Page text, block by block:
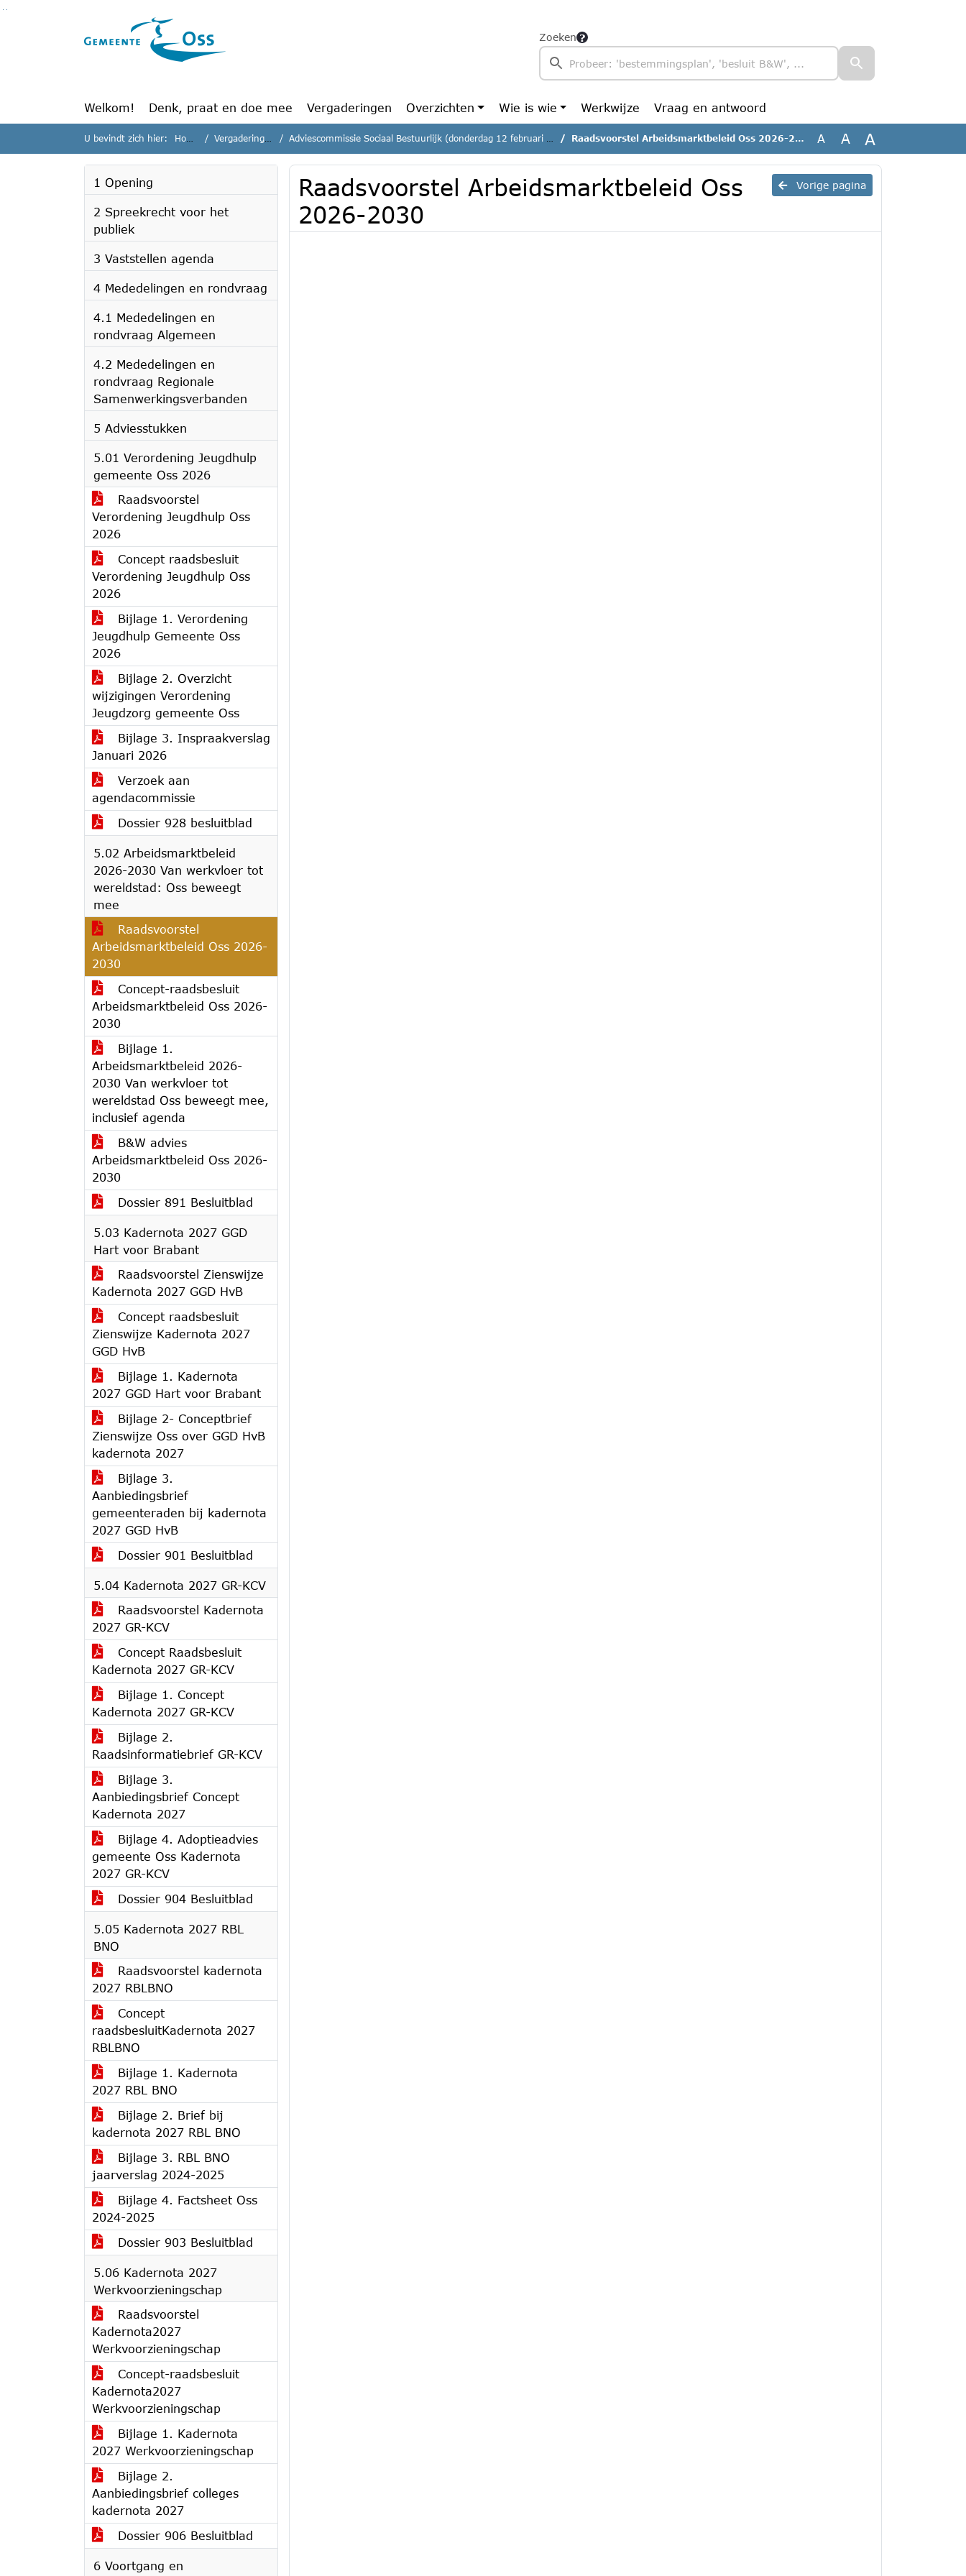
Ga naar de inhoud van deze pagina
Zoeken
Welkom! Denk, praat en doe mee Vergaderingen Overzichten Wie is wie Werkwijze Vraag en antwoord
U bevindt zich hier: Home Vergaderingen Adviescommissie Sociaal Bestuurlijk (donderdag 12 februari 2026) Raadsvoorstel Arbeidsmarktbeleid Oss 2026-2030 A A A
1 Opening
2 Spreekrecht voor het
publiek
3 Vaststellen agenda
4 Mededelingen en rondvraag
4.1 Mededelingen en
rondvraag Algemeen
4.2 Mededelingen en
rondvraag Regionale
Samenwerkingsverbanden
5 Adviesstukken
5.01 Verordening Jeugdhulp
gemeente Oss 2026
Raadsvoorstel
Verordening Jeugdhulp Oss
2026
Concept raadsbesluit
Verordening Jeugdhulp Oss
2026
Bijlage 1. Verordening
Jeugdhulp Gemeente Oss
2026
Bijlage 2. Overzicht
wijzigingen Verordening
Jeugdzorg gemeente Oss
Bijlage 3. Inspraakverslag
Januari 2026
Verzoek aan
agendacommissie
Dossier 928 besluitblad
5.02 Arbeidsmarktbeleid
2026-2030 Van werkvloer tot
wereldstad: Oss beweegt
mee
Raadsvoorstel
Arbeidsmarktbeleid Oss 2026-
2030
Concept-raadsbesluit
Arbeidsmarktbeleid Oss 2026-
2030
Bijlage 1.
Arbeidsmarktbeleid 2026-
2030 Van werkvloer tot
wereldstad Oss beweegt mee,
inclusief agenda
B&W advies
Arbeidsmarktbeleid Oss 2026-
2030
Dossier 891 Besluitblad
5.03 Kadernota 2027 GGD
Hart voor Brabant
Raadsvoorstel Zienswijze
Kadernota 2027 GGD HvB
Concept raadsbesluit
Zienswijze Kadernota 2027
GGD HvB
Bijlage 1. Kadernota
2027 GGD Hart voor Brabant
Bijlage 2- Conceptbrief
Zienswijze Oss over GGD HvB
kadernota 2027
Bijlage 3.
Aanbiedingsbrief
gemeenteraden bij kadernota
2027 GGD HvB
Dossier 901 Besluitblad
5.04 Kadernota 2027 GR-KCV
Raadsvoorstel Kadernota
2027 GR-KCV
Concept Raadsbesluit
Kadernota 2027 GR-KCV
Bijlage 1. Concept
Kadernota 2027 GR-KCV
Bijlage 2.
Raadsinformatiebrief GR-KCV
Bijlage 3.
Aanbiedingsbrief Concept
Kadernota 2027
Bijlage 4. Adoptieadvies
gemeente Oss Kadernota
2027 GR-KCV
Dossier 904 Besluitblad
5.05 Kadernota 2027 RBL
BNO
Raadsvoorstel kadernota
2027 RBLBNO
Concept
raadsbesluitKadernota 2027
RBLBNO
Bijlage 1. Kadernota
2027 RBL BNO
Bijlage 2. Brief bij
kadernota 2027 RBL BNO
Bijlage 3. RBL BNO
jaarverslag 2024-2025
Bijlage 4. Factsheet Oss
2024-2025
Dossier 903 Besluitblad
5.06 Kadernota 2027
Werkvoorzieningschap
Raadsvoorstel
Kadernota2027
Werkvoorzieningschap
Concept-raadsbesluit
Kadernota2027
Werkvoorzieningschap
Bijlage 1. Kadernota
2027 Werkvoorzieningschap
Bijlage 2.
Aanbiedingsbrief colleges
kadernota 2027
Dossier 906 Besluitblad
6 Voortgang en
Vorige pagina
Raadsvoorstel Arbeidsmarktbeleid Oss
2026-2030